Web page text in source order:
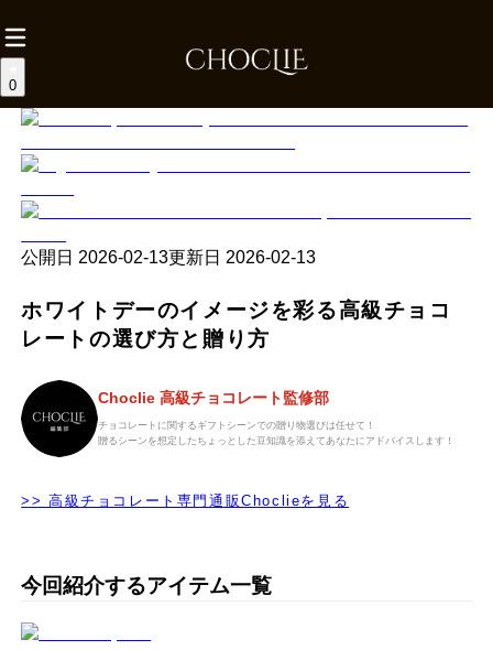
0
公開日 2026-02-13更新日 2026-02-13
ホワイトデーのイメージを彩る高級チョコ
レートの選び方と贈り方
Choclie 高級チョコレート監修部
チョコレートに関するギフトシーンでの贈り物選びは任せて！
贈るシーンを想定したちょっとした豆知識を添えてあなたにアドバイスします！
>> 高級チョコレート専門通販Choclieを見る
今回紹介するアイテム一覧